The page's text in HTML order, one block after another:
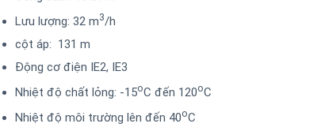
Lưu lượng: 32 m3/h
cột áp: 131 m
Động cơ điện IE2, IE3
Nhiệt độ chất lỏng: -15oC đến 120oC
Nhiệt độ môi trường lên đến 40oC